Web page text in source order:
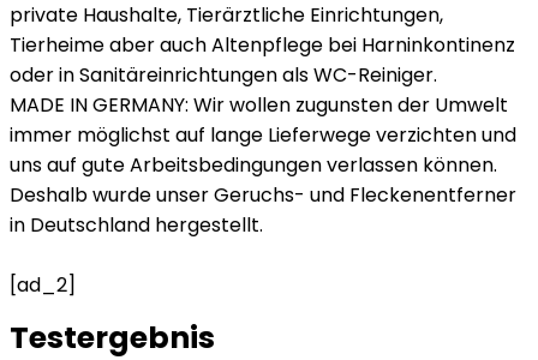
private Haushalte, Tierärztliche Einrichtungen,
Tierheime aber auch Altenpflege bei Harninkontinenz
oder in Sanitäreinrichtungen als WC-Reiniger.
MADE IN GERMANY: Wir wollen zugunsten der Umwelt
immer möglichst auf lange Lieferwege verzichten und
uns auf gute Arbeitsbedingungen verlassen können.
Deshalb wurde unser Geruchs- und Fleckenentferner
in Deutschland hergestellt.
[ad_2]
Testergebnis